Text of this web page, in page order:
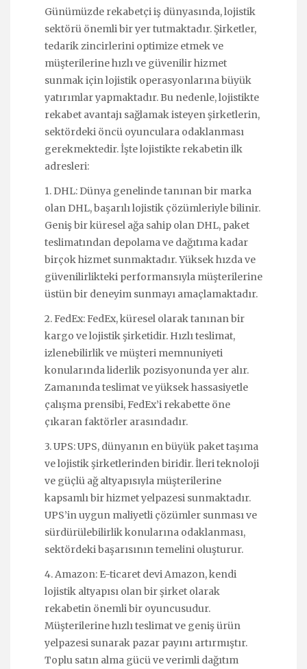
Günümüzde rekabetçi iş dünyasında, lojistik
sektörü önemli bir yer tutmaktadır. Şirketler,
tedarik zincirlerini optimize etmek ve
müşterilerine hızlı ve güvenilir hizmet
sunmak için lojistik operasyonlarına büyük
yatırımlar yapmaktadır. Bu nedenle, lojistikte
rekabet avantajı sağlamak isteyen şirketlerin,
sektördeki öncü oyunculara odaklanması
gerekmektedir. İşte lojistikte rekabetin ilk
adresleri:
1. DHL: Dünya genelinde tanınan bir marka
olan DHL, başarılı lojistik çözümleriyle bilinir.
Geniş bir küresel ağa sahip olan DHL, paket
teslimatından depolama ve dağıtıma kadar
birçok hizmet sunmaktadır. Yüksek hızda ve
güvenilirlikteki performansıyla müşterilerine
üstün bir deneyim sunmayı amaçlamaktadır.
2. FedEx: FedEx, küresel olarak tanınan bir
kargo ve lojistik şirketidir. Hızlı teslimat,
izlenebilirlik ve müşteri memnuniyeti
konularında liderlik pozisyonunda yer alır.
Zamanında teslimat ve yüksek hassasiyetle
çalışma prensibi, FedEx’i rekabette öne
çıkaran faktörler arasındadır.
3. UPS: UPS, dünyanın en büyük paket taşıma
ve lojistik şirketlerinden biridir. İleri teknoloji
ve güçlü ağ altyapısıyla müşterilerine
kapsamlı bir hizmet yelpazesi sunmaktadır.
UPS’in uygun maliyetli çözümler sunması ve
sürdürülebilirlik konularına odaklanması,
sektördeki başarısının temelini oluşturur.
4. Amazon: E-ticaret devi Amazon, kendi
lojistik altyapısı olan bir şirket olarak
rekabetin önemli bir oyuncusudur.
Müşterilerine hızlı teslimat ve geniş ürün
yelpazesi sunarak pazar payını artırmıştır.
Toplu satın alma gücü ve verimli dağıtım